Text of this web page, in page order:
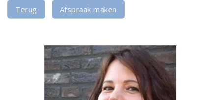
Terug Afspraak maken